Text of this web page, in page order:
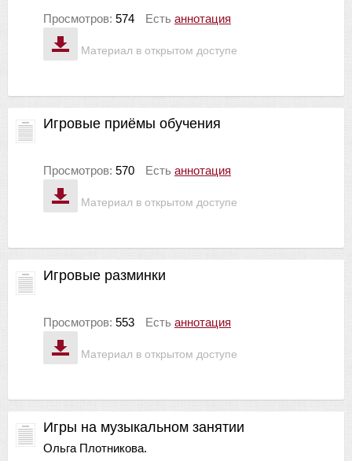
Материал в открытом доступе
Просмотров: 574 Есть аннотация
Материал в открытом доступе
Игровые приёмы обучения
Просмотров: 570 Есть аннотация
Материал в открытом доступе
Игровые разминки
Просмотров: 553 Есть аннотация
Игры на музыкальном занятии
Ольга Плотникова.